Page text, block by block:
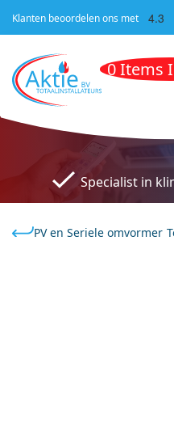
Klanten beoordelen ons met 4.3
0 Items
Specialist in
PV en Seriele omvormer